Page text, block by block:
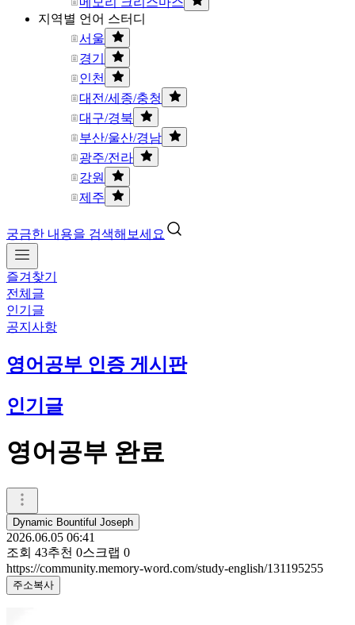
지역별 언어 스터디
서울
경기
인천
대전/세종/충청
대구/경북
부산/울산/경남
광주/전라
강원
제주
궁금한 내용을 검색해보세요
즐겨찾기
전체글
인기글
공지사항
영어공부 인증 게시판
인기글
영어공부 완료
Dynamic Bountiful Joseph
2026.06.05 06:41
조회 43추천 0스크랩 0
https://community.memory-word.com/study-english/131195255
주소복사